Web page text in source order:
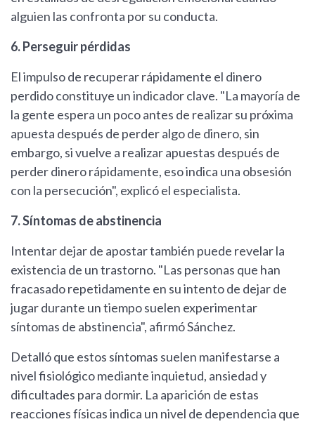
alguien las confronta por su conducta.
6. Perseguir pérdidas
El impulso de recuperar rápidamente el dinero
perdido constituye un indicador clave. "La mayoría de
la gente espera un poco antes de realizar su próxima
apuesta después de perder algo de dinero, sin
embargo, si vuelve a realizar apuestas después de
perder dinero rápidamente, eso indica una obsesión
con la persecución", explicó el especialista.
7. Síntomas de abstinencia
Intentar dejar de apostar también puede revelar la
existencia de un trastorno. "Las personas que han
fracasado repetidamente en su intento de dejar de
jugar durante un tiempo suelen experimentar
síntomas de abstinencia", afirmó Sánchez.
Detalló que estos síntomas suelen manifestarse a
nivel fisiológico mediante inquietud, ansiedad y
dificultades para dormir. La aparición de estas
reacciones físicas indica un nivel de dependencia que